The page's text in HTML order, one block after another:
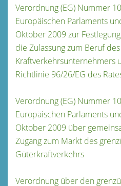
Verordnung (EG) Nummer
Europäischen Parlaments
Oktober 2009 zur
die Zulassung zum Beruf des
Kraftverkehrsunternehmers
Richtlinie 96/26/EG des
Verordnung (EG) Nummer
Europäischen Parlaments
Oktober 2009 über
Zugang zum Markt des
Güterkraftverkehrs
Verordnung über den